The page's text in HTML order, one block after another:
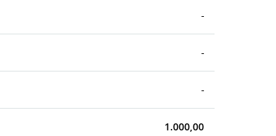
-
-
-
1.000,00